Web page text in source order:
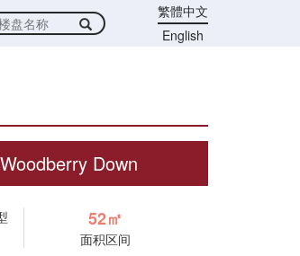
繁體中文
English
Down
52㎡
面积区间